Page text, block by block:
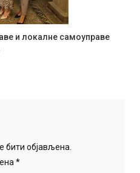
и локалне самоуправе
бити објављена.
*